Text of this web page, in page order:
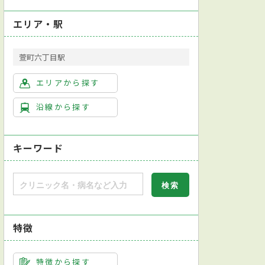
エリア・駅
萱町六丁目駅
エリアから探す
沿線から探す
キーワード
特徴
特徴から探す